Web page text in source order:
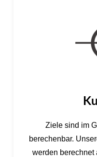
Ziele sind im
berechenbar.
werden berechnet